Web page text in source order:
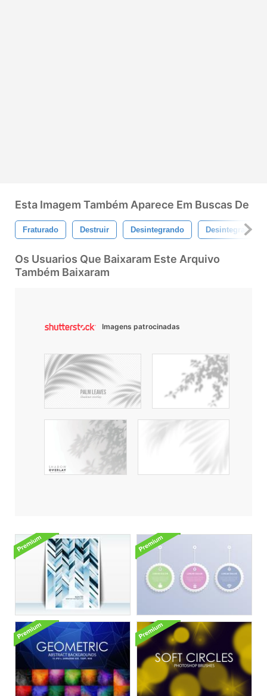
Esta Imagem Também Aparece Em Buscas De
Fraturado Destruir Desintegrando Desintegrar
Os Usuarios Que Baixaram Este Arquivo
Também Baixaram
Imagens patrocinadas